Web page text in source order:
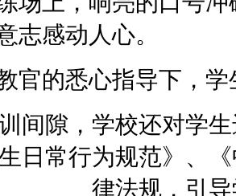
志感动人心。
官的悉心指导下，
间隙，学校还对学
日常行为规范》、
律法规，引